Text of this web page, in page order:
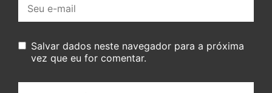
mail:
Salvar dados neste navegador para a próxima
vez que eu for comentar.